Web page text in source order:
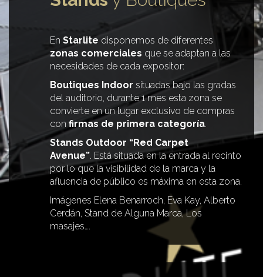
En Starlite disponemos de diferentes
zonas comerciales que se adaptan a las
necesidades de cada expositor:
Boutiques Indoor situadas bajo las gradas
del auditorio, durante 1 mes esta zona se
convierte en un lugar exclusivo de compras
con firmas de primera categoría.
Stands Outdoor “Red Carpet
Avenue”. Está situada en la entrada al recinto
por lo que la visibilidad de la marca y la
afluencia de público es máxima en esta zona.
Imágenes Elena Benarroch, Eva Kay, Alberto
Cerdán, Stand de Alguna Marca, Los
masajes….